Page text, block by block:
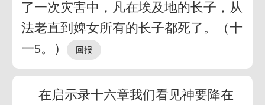
了一次灾害中，凡在埃及地的长子，从
法老直到婢女所有的长子都死了。（十
一5。）
在启示录十六章我们看见神要降在